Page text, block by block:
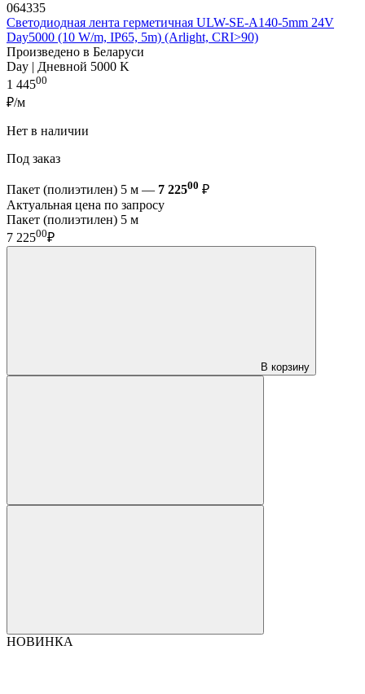
064335
Светодиодная лента герметичная ULW-SE-A140-5mm 24V
Day5000 (10 W/m, IP65, 5m) (Arlight, CRI>90)
Произведено в Беларуси
Day | Дневной 5000 K
1 44500
₽/м
Нет в наличии
Под заказ
Пакет (полиэтилен) 5 м — 7 22500 ₽
Актуальная цена по запросу
Пакет (полиэтилен) 5 м
7 22500₽
В корзину
НОВИНКА